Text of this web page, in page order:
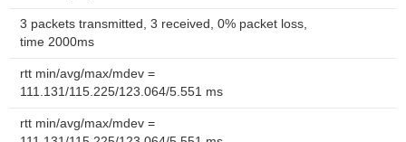
3 packets transmitted, 3 received, 0% packet loss,
time 2000ms
rtt min/avg/max/mdev =
111.131/115.225/123.064/5.551 ms
rtt min/avg/max/mdev =